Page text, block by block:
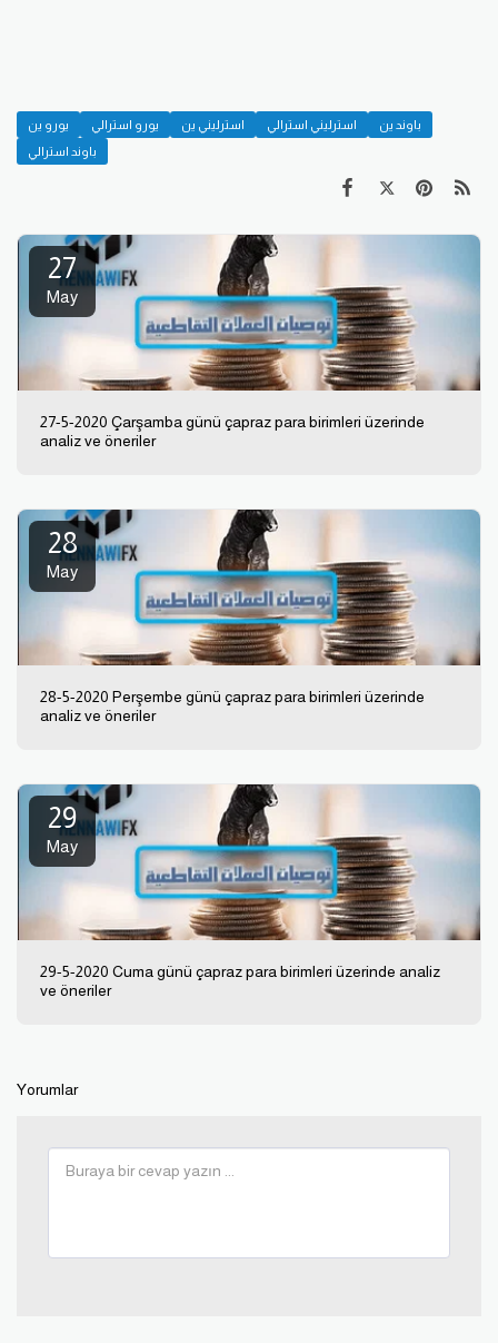
يورو ين يورو استرالي استرليني ين استرليني استرالي
باوند ين
باوند استرالي
27
May
27-5-2020 Çarşamba günü çapraz para birimleri üzerinde
analiz ve öneriler
28
May
28-5-2020 Perşembe günü çapraz para birimleri üzerinde
analiz ve öneriler
29
May
29-5-2020 Cuma günü çapraz para birimleri üzerinde analiz
ve öneriler
Yorumlar